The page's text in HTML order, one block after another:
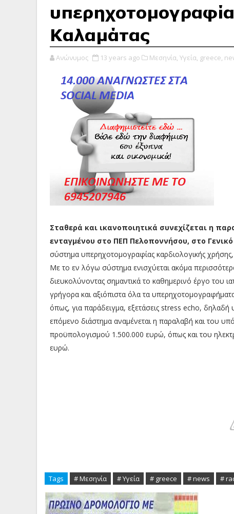
Καλαμάτας
Ανώνυμος 13 years ago Μεσηνία, Υγεία, greece,
Σταθερά και ικανοποιητικά συνεχίζεται η
ενταγμένου στο ΠΕΠ Πελοποννήσου, στο
σύστημα υπερηχοτομογραφίας καρδιολογικής
Με το εν λόγω σύστημα ενισχύεται ακόμα
διευκολύνοντας σημαντικά το καθημερινό έργο του
γρήγορα και αξιόπιστα όλα τα
όπως, για παράδειγμα, εξετάσεις stress echo, δηλαδή
επόμενο διάστημα αναμένεται η παραλαβή και του
προϋπολογισμού 1.500.000 ευρώ, όπως και του
ευρώ.
Tags # Μεσηνία # Υγεία # greece # news #